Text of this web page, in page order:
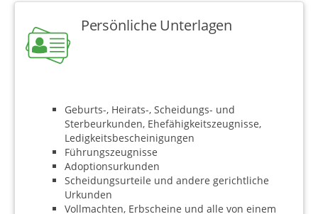
Persönliche Unterlagen
Geburts-, Heirats-, Scheidungs- und
Sterbeurkunden, Ehefähigkeitszeugnisse,
Ledigkeitsbescheinigungen
Führungszeugnisse
Adoptionsurkunden
Scheidungsurteile und andere gerichtliche
Urkunden
Vollmachten, Erbscheine und alle von einem